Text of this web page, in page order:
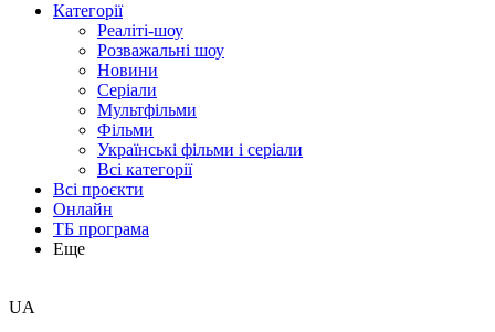
Категорії
Реаліті-шоу
Розважальні шоу
Новини
Серіали
Мультфільми
Фільми
Українські фільми і серіали
Всі категорії
Всі проєкти
Онлайн
ТБ програма
Еще
UA